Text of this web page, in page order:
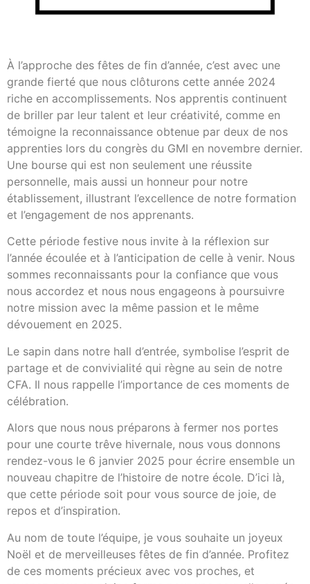
À l’approche des fêtes de fin d’année, c’est avec une
grande fierté que nous clôturons cette année 2024
riche en accomplissements. Nos apprentis continuent
de briller par leur talent et leur créativité, comme en
témoigne la reconnaissance obtenue par deux de nos
apprenties lors du congrès du GMI en novembre dernier.
Une bourse qui est non seulement une réussite
personnelle, mais aussi un honneur pour notre
établissement, illustrant l’excellence de notre formation
et l’engagement de nos apprenants.
Cette période festive nous invite à la réflexion sur
l’année écoulée et à l’anticipation de celle à venir. Nous
sommes reconnaissants pour la confiance que vous
nous accordez et nous nous engageons à poursuivre
notre mission avec la même passion et le même
dévouement en 2025.
Le sapin dans notre hall d’entrée, symbolise l’esprit de
partage et de convivialité qui règne au sein de notre
CFA. Il nous rappelle l’importance de ces moments de
célébration.
Alors que nous nous préparons à fermer nos portes
pour une courte trêve hivernale, nous vous donnons
rendez-vous le 6 janvier 2025 pour écrire ensemble un
nouveau chapitre de l’histoire de notre école. D’ici là,
que cette période soit pour vous source de joie, de
repos et d’inspiration.
Au nom de toute l’équipe, je vous souhaite un joyeux
Noël et de merveilleuses fêtes de fin d’année. Profitez
de ces moments précieux avec vos proches, et